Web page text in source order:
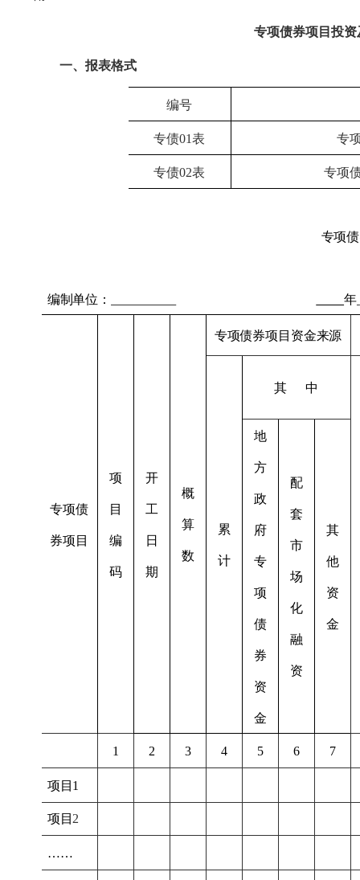
专项债券项目投
一、报表格式
编号
专债01表 专
专债02表 专项
专项
编制单位： 年
专项债
券项目
项
目
编
码
开
工
日
期
概
算
数
专项债券项目资金来源
累
计
其 中
地
方
政
府
专
项
债
券
资
金
配
套
市
场
化
融
资
其
他
资
金
1 2 3 4 5 6 7
项目1
项目 2
……